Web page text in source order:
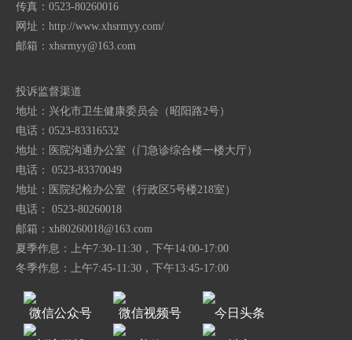
传真：0523-80260016
网址：http://www.xhsrmyy.com/
邮箱： xhsrmyy@163.com
投诉监督渠道
地址：兴化市卫生健康委员会（昭阳路2号）
电话：0523-83316532
地址：医院沟通办公室（门急诊综合楼一楼大厅）
电话： 0523-83370049
地址：医院纪检办公室（行政区5号楼218室）
电话： 0523-80260018
邮箱： xh80260018@163.com
夏季作息：上午7:30-11:30，下午14:00-17:00
冬季作息：上午7:45-11:30，下午13:45-17:00
微信公众号 微信视频号 今日头条